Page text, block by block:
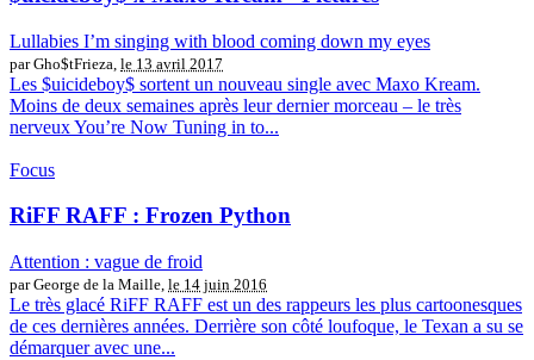
Lullabies I’m singing with blood coming down my eyes
par Gho$tFrieza, le 13 avril 2017
Les $uicideboy$ sortent un nouveau single avec Maxo Kream.
Moins de deux semaines après leur dernier morceau – le très
nerveux You’re Now Tuning in to...
Focus
RiFF RAFF : Frozen Python
Attention : vague de froid
par George de la Maille, le 14 juin 2016
Le très glacé RiFF RAFF est un des rappeurs les plus cartoonesques
de ces dernières années. Derrière son côté loufoque, le Texan a su se
démarquer avec une...